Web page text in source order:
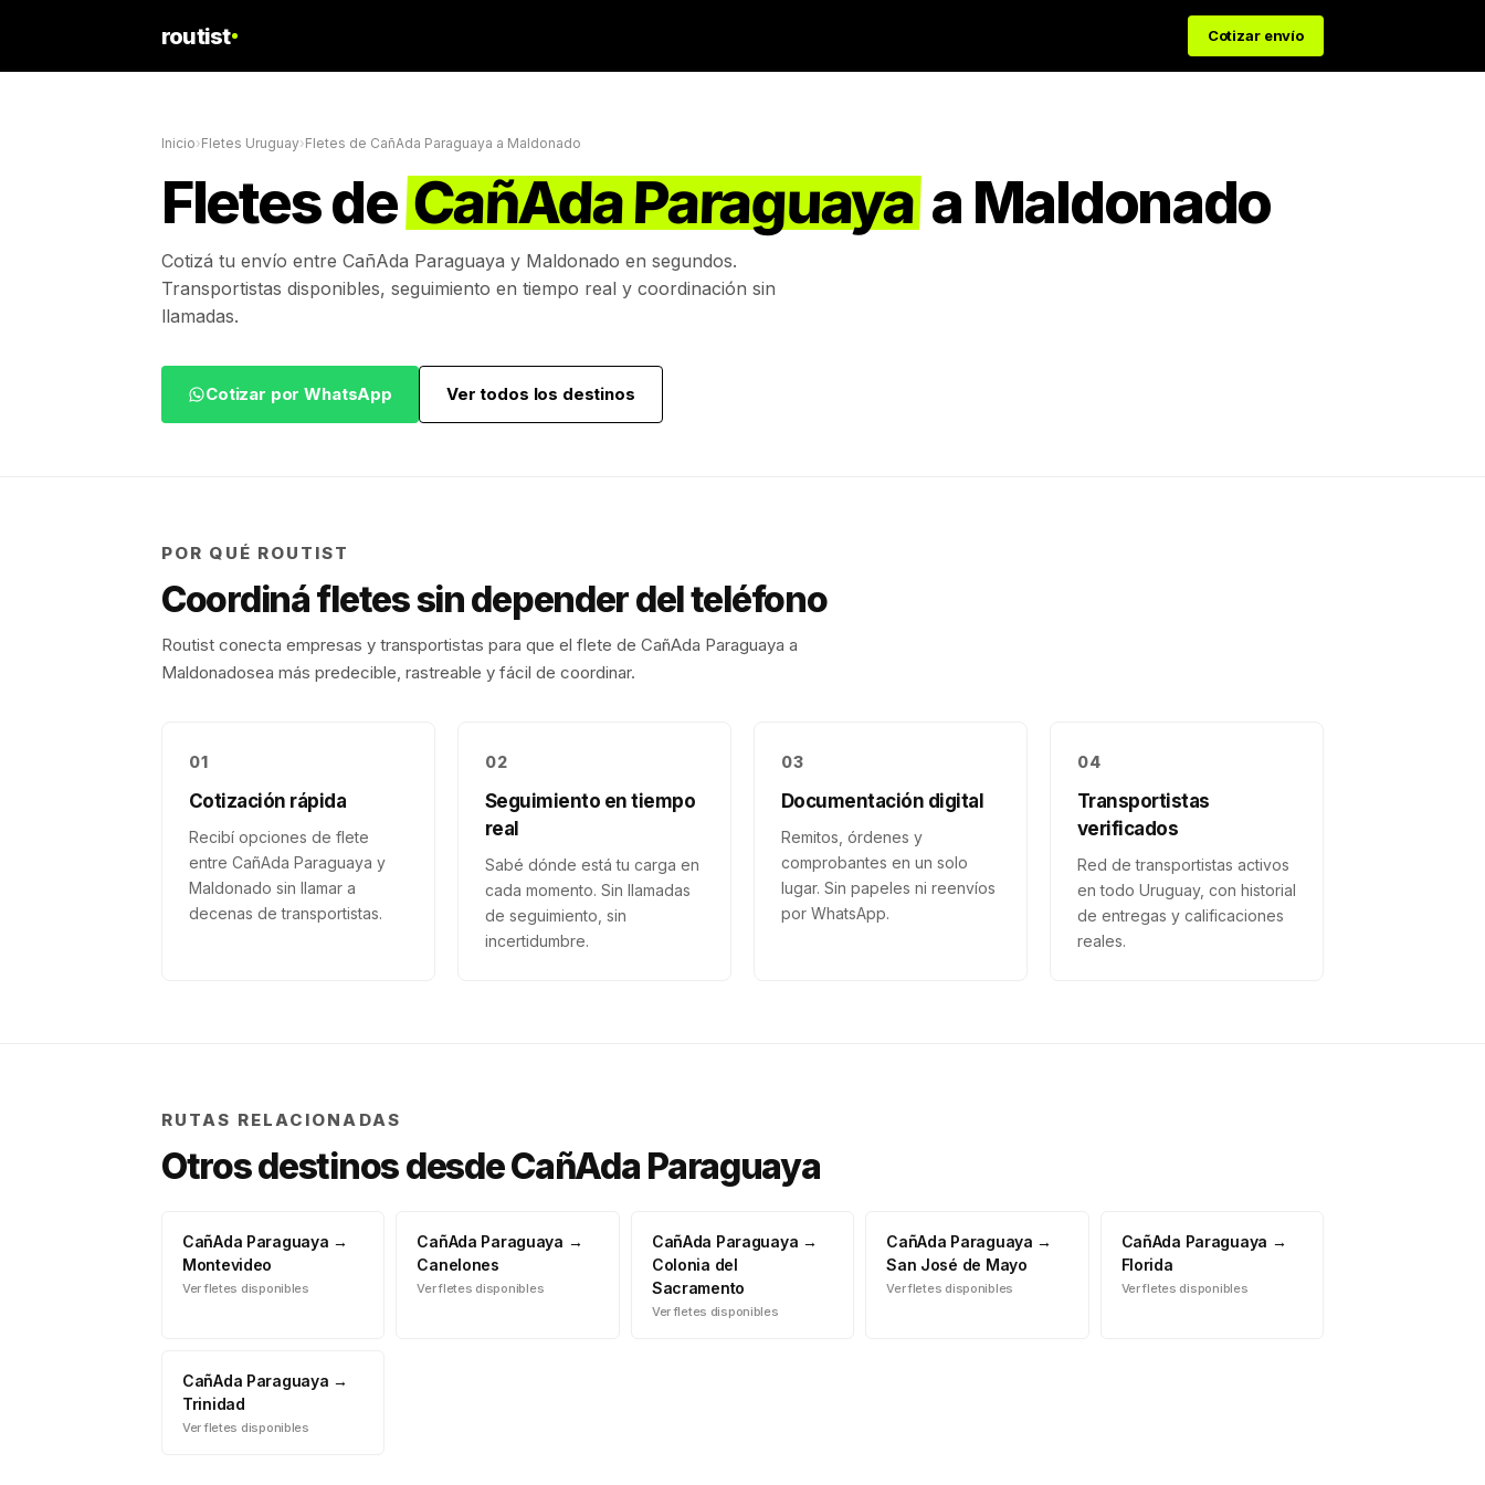
routist Cotizar envío
Inicio›Fletes Uruguay›Fletes de CañAda Paraguaya a Maldonado
Fletes de CañAda Paraguaya a Maldonado
Cotizá tu envío entre CañAda Paraguaya y Maldonado en segundos.
Transportistas disponibles, seguimiento en tiempo real y coordinación sin
llamadas.
Cotizar por WhatsApp Ver todos los destinos
POR QUÉ ROUTIST
Coordiná fletes sin depender del teléfono
Routist conecta empresas y transportistas para que el flete de CañAda Paraguaya a
Maldonadosea más predecible, rastreable y fácil de coordinar.
01
Cotización rápida
Recibí opciones de flete
entre CañAda Paraguaya y
Maldonado sin llamar a
decenas de transportistas.
02
Seguimiento en tiempo
real
Sabé dónde está tu carga en
cada momento. Sin llamadas
de seguimiento, sin
incertidumbre.
03
Documentación digital
Remitos, órdenes y
comprobantes en un solo
lugar. Sin papeles ni reenvíos
por WhatsApp.
04
Transportistas
verificados
Red de transportistas activos
en todo Uruguay, con historial
de entregas y calificaciones
reales.
RUTAS RELACIONADAS
Otros destinos desdeCañAda Paraguaya
CañAda Paraguaya →
Montevideo
Ver fletes disponibles
CañAda Paraguaya →
Canelones
Ver fletes disponibles
CañAda Paraguaya →
Colonia del
Sacramento
Ver fletes disponibles
CañAda Paraguaya →
San José de Mayo
Ver fletes disponibles
CañAda Paraguaya →
Florida
Ver fletes disponibles
CañAda Paraguaya →
Trinidad
Ver fletes disponibles